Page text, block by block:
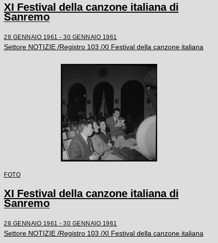
XI Festival della canzone italiana di
Sanremo
28 GENNAIO 1961 - 30 GENNAIO 1961
Settore NOTIZIE /Registro 103 /XI Festival della canzone italiana
FOTO
XI Festival della canzone italiana di
Sanremo
28 GENNAIO 1961 - 30 GENNAIO 1961
Settore NOTIZIE /Registro 103 /XI Festival della canzone italiana